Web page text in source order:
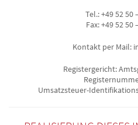
Tel.: +49 52 50
Fax: +49 52 50
Kontakt per Mail:
Registergericht:
Umsatzsteuer-